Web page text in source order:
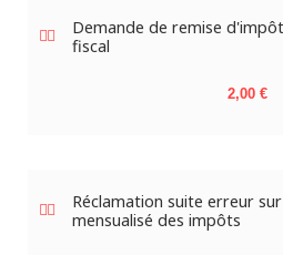
Demande de remise
fiscal
Prix
2,00 €
Réclamation suite erreur
mensualisé des impôts